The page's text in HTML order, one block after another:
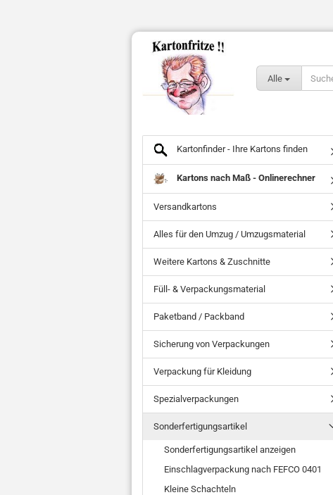
Alle
Kartonfinder - Ihre Kartons finden
Kartons nach Maß - Onlinerechner
Versandkartons
Alles für den Umzug / Umzugsmaterial
Weitere Kartons & Zuschnitte
Füll- & Verpackungsmaterial
Paketband / Packband
Sicherung von Verpackungen
Verpackung für Kleidung
Spezialverpackungen
Sonderfertigungsartikel
Sonderfertigungsartikel anzeigen
Einschlagverpackung nach FEFCO 0401
Kleine Schachteln